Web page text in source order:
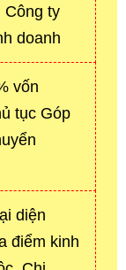
Công ty
doanh
vốn
tục Góp
diện
điểm kinh